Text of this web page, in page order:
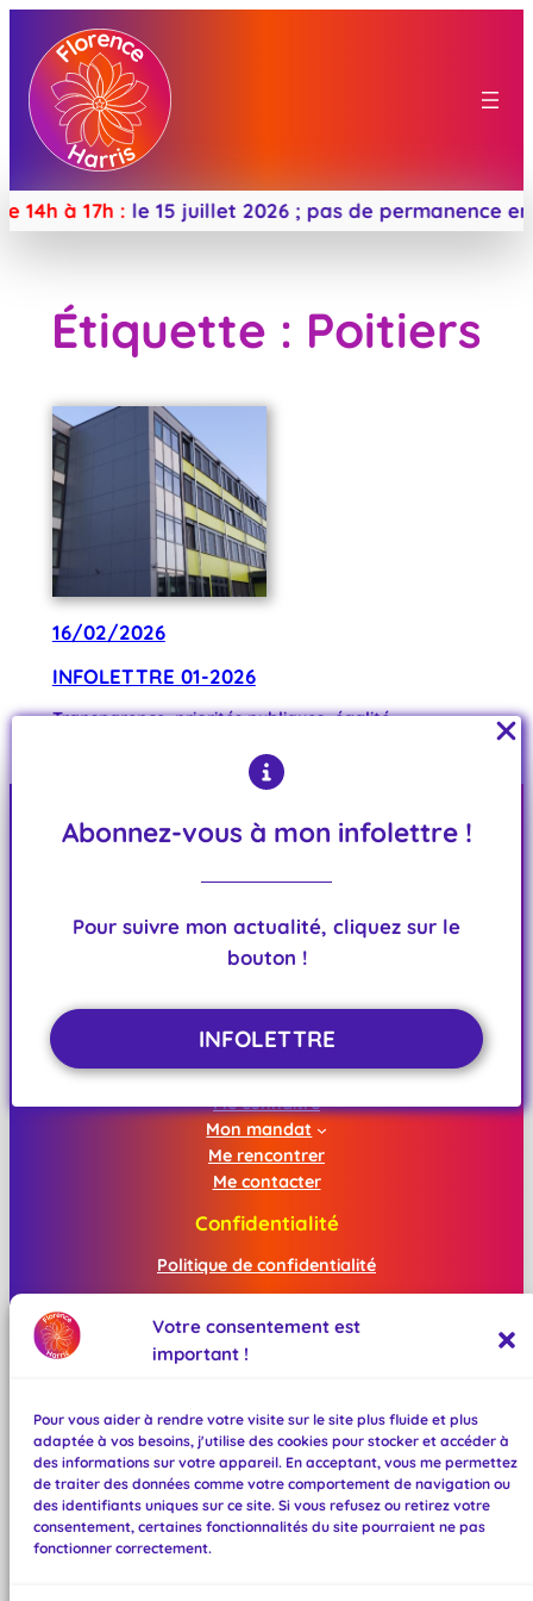
Votre consentement est
important !
Pour vous aider à rendre votre visite sur le site plus fluide et plus
adaptée à vos besoins, j'utilise des cookies pour stocker et accéder à
des informations sur votre appareil. En acceptant, vous me permettez
de traiter des données comme votre comportement de navigation ou
des identifiants uniques sur ce site. Si vous refusez ou retirez votre
consentement, certaines fonctionnalités du site pourraient ne pas
fonctionner correctement.
Abonnez-vous à mon infolettre !
Pour suivre mon actualité, cliquez sur le
bouton !
INFOLETTRE
14h à 17h : le 15 juillet 2026 ; pas de permanence en
Étiquette : Poitiers
16/02/2026
INFOLETTRE 01-2026
Transparence, priorités publiques, égalité
Conseillère départementale de la Vienne
Menu
INFOLETTRE
Me connaître
Mon mandat
Me rencontrer
Me contacter
Confidentialité
Politique de confidentialité
Réseaux sociaux
Instagram
Mastodon
TikTok
Bluesky
BeReal